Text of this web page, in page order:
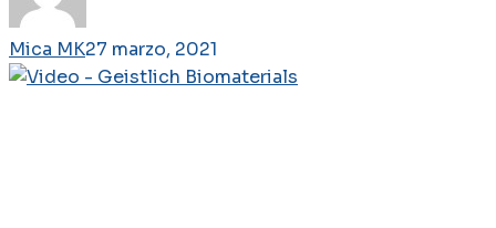
Mica MK27 marzo, 2021